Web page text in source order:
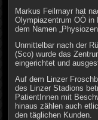
Markus Feilmayr hat
Olympiazentrum OÖ in
dem Namen
Unmittelbar nach der
(Sco) wurde das
eingerichtet und
Auf dem Linzer
des Linzer Stadions
PatientInnen mit
hinaus zählen auch
den täglichen Kunden.